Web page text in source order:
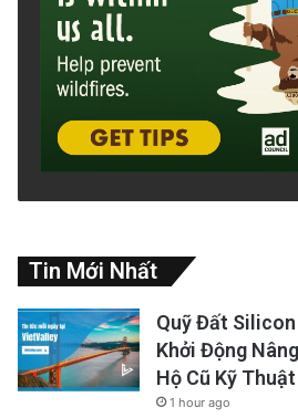
Tin Mới Nhất
Quỹ Đất
Khởi Động
Hộ Cũ Kỹ
1 hour ago